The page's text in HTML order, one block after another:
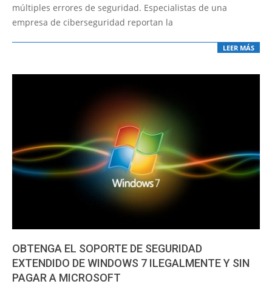
múltiples errores de seguridad. Especialistas de una
empresa de ciberseguridad reportan la
LEER MÁS
OBTENGA EL SOPORTE DE SEGURIDAD
EXTENDIDO DE WINDOWS 7 ILEGALMENTE Y SIN
PAGAR A MICROSOFT